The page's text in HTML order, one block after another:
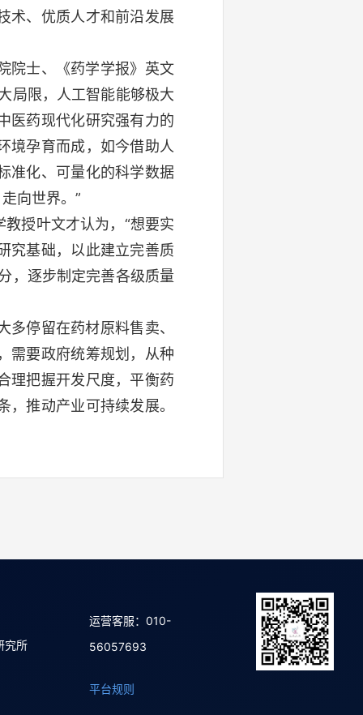
术、优质人才和前沿发展
院士、《药学学报》英文
局限，人工智能能够极大
医药现代化研究强有力的
境孕育而成，如今借助人
准化、可量化的科学数据
向世界。”
授叶文才认为，“想要实
究基础，以此建立完善质
，逐步制定完善各级质量
停留在药材原料售卖、
需要政府统筹规划，从种
理把握开发尺度，平衡药
推动产业可持续发展。
究所
运营客服：010-
56057693
平台规则